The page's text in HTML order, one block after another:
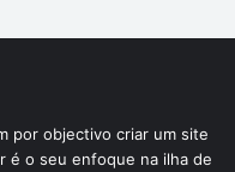
por objectivo criar um site
é o seu enfoque na ilha de